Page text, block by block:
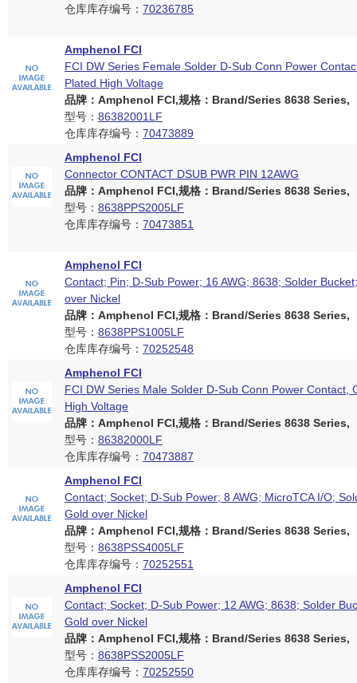
仓库库存编号： 70236785
Amphenol FCI
FCI DW Series Female Solder D-Sub Conn Power
Plated High Voltage
品牌：Amphenol FCI,规格：Brand/Series 8638 Series,
型号： 86382001LF
仓库库存编号： 70473889
Amphenol FCI
Connector CONTACT DSUB PWR PIN 12AWG
品牌：Amphenol FCI,规格：Brand/Series 8638 Series,
型号： 8638PPS2005LF
仓库库存编号： 70473851
Amphenol FCI
Contact; Pin; D-Sub Power; 16 AWG; 8638; Solder
over Nickel
品牌：Amphenol FCI,规格：Brand/Series 8638 Series,
型号： 8638PPS1005LF
仓库库存编号： 70252548
Amphenol FCI
FCI DW Series Male Solder D-Sub Conn Power Contact,
High Voltage
品牌：Amphenol FCI,规格：Brand/Series 8638 Series,
型号： 86382000LF
仓库库存编号： 70473887
Amphenol FCI
Contact; Socket; D-Sub Power; 8 AWG; MicroTCA I/O;
Gold over Nickel
品牌：Amphenol FCI,规格：Brand/Series 8638 Series,
型号： 8638PSS4005LF
仓库库存编号： 70252551
Amphenol FCI
Contact; Socket; D-Sub Power; 12 AWG; 8638; Solder
Gold over Nickel
品牌：Amphenol FCI,规格：Brand/Series 8638 Series,
型号： 8638PSS2005LF
仓库库存编号： 70252550